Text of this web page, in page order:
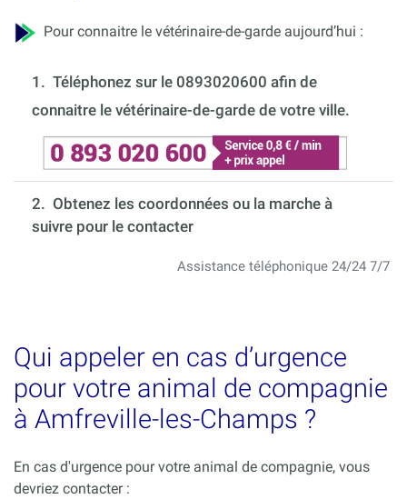
Pour connaitre le vétérinaire-de-garde aujourd’hui :
1. Téléphonez sur le 0893020600 afin de
connaitre le vétérinaire-de-garde de votre ville.
2. Obtenez les coordonnées ou la marche à
suivre pour le contacter
Assistance téléphonique 24/24 7/7
Qui appeler en cas d’urgence
pour votre animal de compagnie
à Amfreville-les-Champs ?
En cas d'urgence pour votre animal de compagnie, vous
devriez contacter :